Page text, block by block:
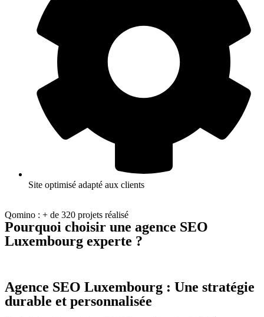
Site optimisé adapté aux clients
Qomino : + de 320 projets réalisé
Pourquoi choisir une agence SEO
Luxembourg experte ?
Agence SEO Luxembourg : Une stratégie
durable et personnalisée